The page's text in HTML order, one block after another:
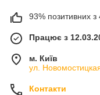
93% позитивних з
Працює з
м. Київ
ул.
Контакти